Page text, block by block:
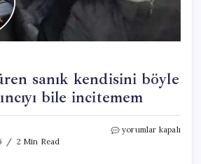
sanık kendisini böyle
bile incitemem
2 Min Read
Taksiciyi
yorumlar kapalı